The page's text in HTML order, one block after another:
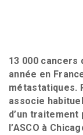
13 000 cancers
année en
métastatiques.
associe
d’un
l’ASCO à